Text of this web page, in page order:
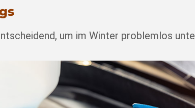
um im Winter problemlos